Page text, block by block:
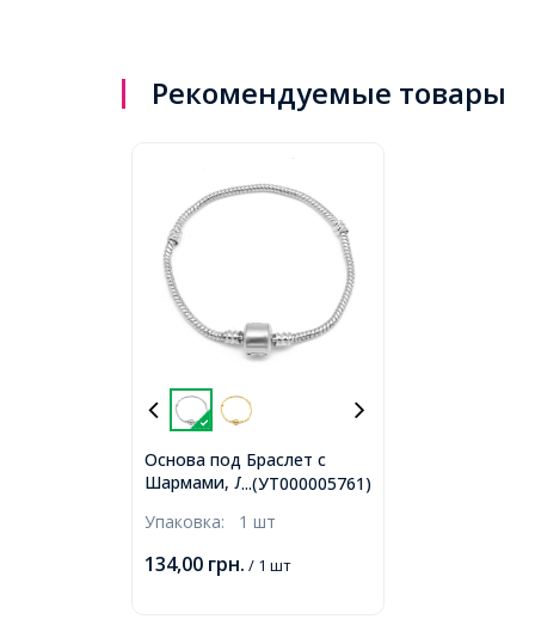
Рекомендуемые товары
...(УТ000005761)
Основа под Браслет с
Шармами, Латунь, с
Длина 170мм (без учета
(УТ000005761)
Упаковка: 1 шт
134,00 грн. / 1 шт